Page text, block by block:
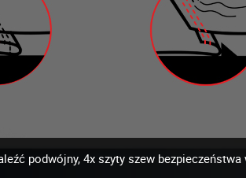
podwójny, 4x szyty szew bezpieczeństwa